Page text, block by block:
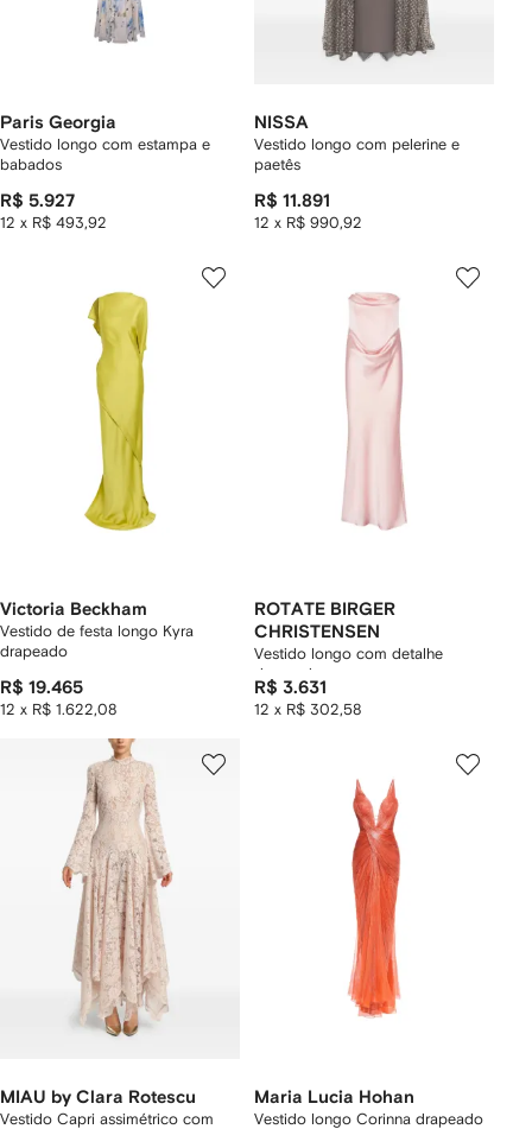
Paris Georgia
Vestido longo com estampa e
babados
R$ 5.927
12 x R$ 493,92
NISSA
Vestido longo com pelerine e
paetês
R$ 11.891
12 x R$ 990,92
Victoria Beckham
Vestido de festa longo Kyra
drapeado
R$ 19.465
12 x R$ 1.622,08
ROTATE BIRGER
CHRISTENSEN
Vestido longo com detalhe
drapeado
R$ 3.631
12 x R$ 302,58
MIAU by Clara Rotescu
Vestido Capri assimétrico com
Maria Lucia Hohan
Vestido longo Corinna drapeado